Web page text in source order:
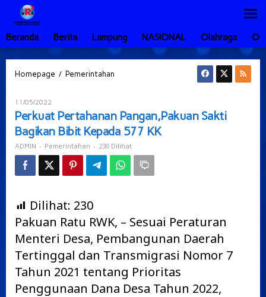
Lewati
konten
Beranda
Berita Lampung NASIONAL Olahraga
Homepage / Pemerintahan
Bagikan
Bibit
577
KK
11/05/2022
ADMIN
Perkuat Pertahanan Pangan,Pakuan Sakti
Bagikan Bibit Kepada 577 KK
ADMIN - Pemerintahan - 230 Dilihat
Dilihat: 230
Pakuan Ratu RWK, – Sesuai Peraturan
Menteri Desa, Pembangunan Daerah
Tertinggal dan Transmigrasi Nomor 7
Tahun 2021 tentang Prioritas
Penggunaan Dana Desa Tahun 2022,